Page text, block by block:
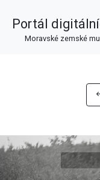
Portál
Moravské zemské